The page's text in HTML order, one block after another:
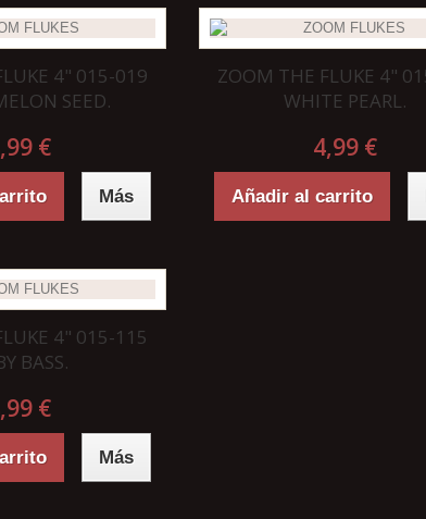
4" 015-019
SEED.
€
Más
ZOOM THE FLUKE 4"
WHITE PEARL.
4,99 €
Añadir al carrito
4" 015-115
BASS.
€
Más